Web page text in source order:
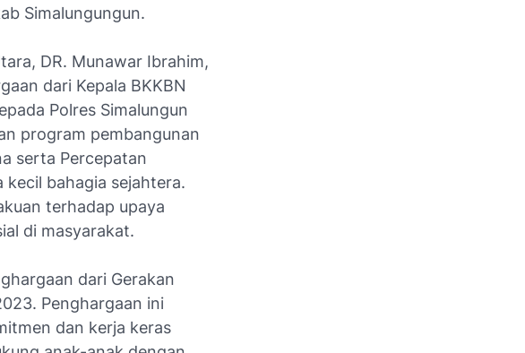
Simalungungun.
DR. Munawar Ibrahim,
dari Kepala BKKBN
Polres Simalungun
program pembangunan
serta Percepatan
bahagia sejahtera.
terhadap upaya
di masyarakat.
dari Gerakan
Penghargaan ini
dan kerja keras